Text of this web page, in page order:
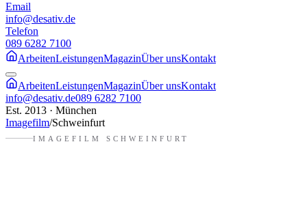
Email
info@desativ.de
Telefon
089 6282 7100
ArbeitenLeistungenMagazinÜber unsKontakt
ArbeitenLeistungenMagazinÜber unsKontakt
info@desativ.de089 6282 7100
Est. 2013 · München
Imagefilm/Schweinfurt
IMAGEFILM SCHWEINFURT